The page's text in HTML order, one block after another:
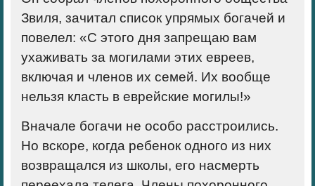
Звиля, зачитал список упрямых богачей и
повелел: «С этого дня запрещаю вам
ухаживать за могилами этих евреев,
включая и членов их семей. Их вообще
нельзя класть в еврейские могилы!»
Вначале богачи не особо расстроились.
Но вскоре, когда ребенок одного из них
возвращался из школы, его насмерть